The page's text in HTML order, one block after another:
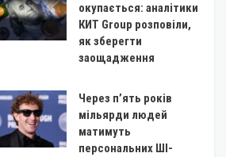
окупається: аналітики
КИТ Group розповіли,
як зберегти
заощадження
Через п’ять років
мільярди людей
матимуть
персональних ШІ-